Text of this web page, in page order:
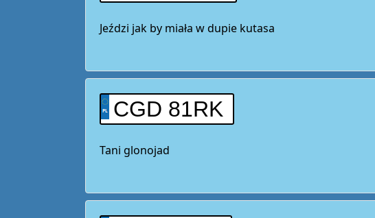
Jeździ jak by miała w dupie kutasa
CGD 81RK
Tani glonojad